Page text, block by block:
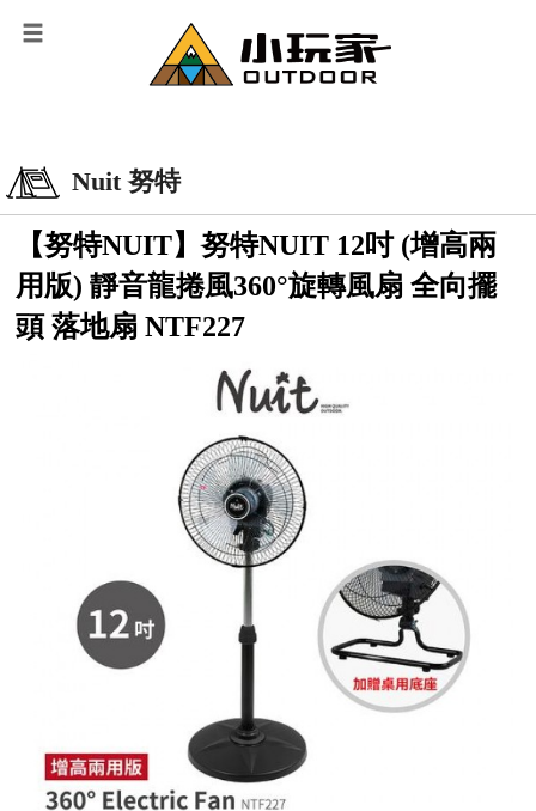
Nuit 努特
【努特NUIT】努特NUIT 12吋 (增高兩
用版) 靜音龍捲風360°旋轉風扇 全向擺
頭 落地扇 NTF227